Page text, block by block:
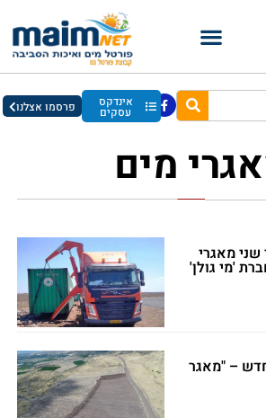
אינדקס
עסקים פרסמו אצלנו
מים
שני מאגרי
'מי גולן'
– "מאגר